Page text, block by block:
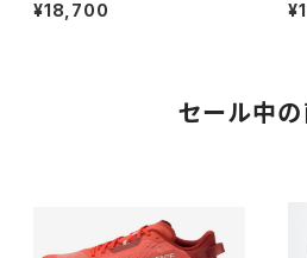
go/Wonderwhite/Equipme
¥18,700
セール中